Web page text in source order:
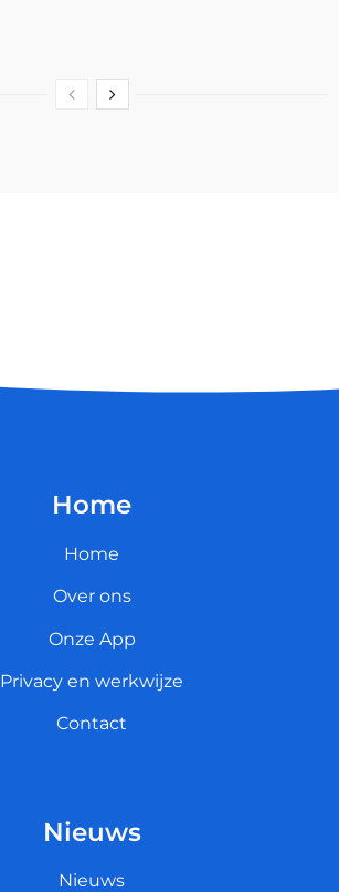
Home
Home
Over ons
Onze App
Privacy en werkwijze
Contact
Nieuws
Nieuws